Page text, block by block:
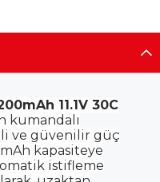
11.1V 30C
kumandalı
ve güvenilir güç
kapasiteye
istifleme